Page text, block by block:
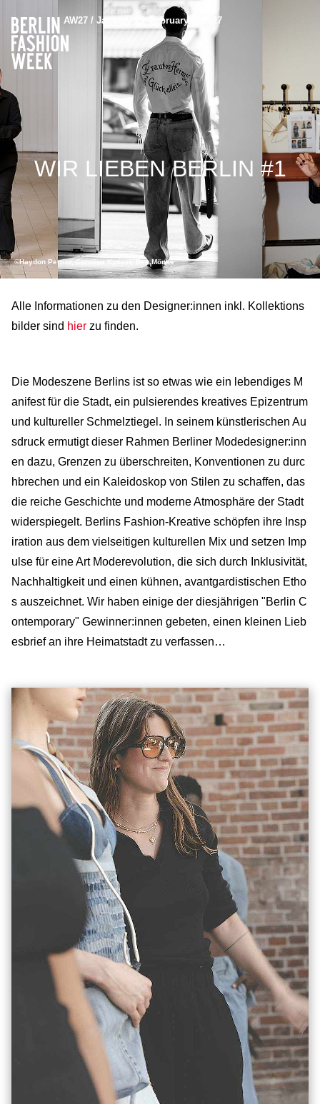
AW27 / January 29–February 1, 2027
WIR LIEBEN BERLIN #1
©Haydon Perrior, Caroline Kynast, Ben Mönks
Alle Informationen zu den Designer:innen inkl. Kollektions
bilder sind hier zu finden.
Die Modeszene Berlins ist so etwas wie ein lebendiges M
anifest für die Stadt, ein pulsierendes kreatives Epizentrum
und kultureller Schmelztiegel. In seinem künstlerischen Au
sdruck ermutigt dieser Rahmen Berliner Modedesigner:inn
en dazu, Grenzen zu überschreiten, Konventionen zu durc
hbrechen und ein Kaleidoskop von Stilen zu schaffen, das
die reiche Geschichte und moderne Atmosphäre der Stadt
widerspiegelt. Berlins Fashion-Kreative schöpfen ihre Insp
iration aus dem vielseitigen kulturellen Mix und setzen Imp
ulse für eine Art Moderevolution, die sich durch Inklusivität,
Nachhaltigkeit und einen kühnen, avantgardistischen Etho
s auszeichnet. Wir haben einige der diesjährigen "Berlin C
ontemporary" Gewinner:innen gebeten, einen kleinen Lieb
esbrief an ihre Heimatstadt zu verfassen…